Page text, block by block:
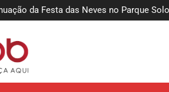
da Festa das Neves no Parque Solon
à pré-candidatura de João Azevêdo ao